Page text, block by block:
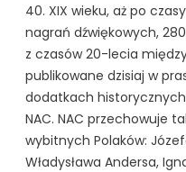
40. XIX wieku, aż po
nagrań dźwiękowych,
z czasów 20-lecia
publikowane dzisiaj w
dodatkach
NAC. NAC przechowuje
wybitnych Polaków:
Władysława Andersa,